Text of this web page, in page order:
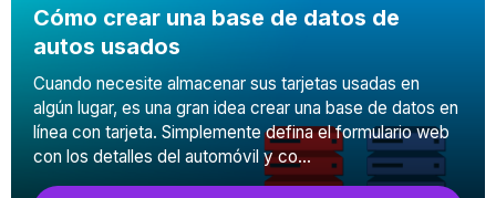
Cómo crear una base de datos de
autos usados
Cuando necesite almacenar sus tarjetas usadas en
algún lugar, es una gran idea crear una base de datos en
línea con tarjeta. Simplemente defina el formulario web
con los detalles del automóvil y co...